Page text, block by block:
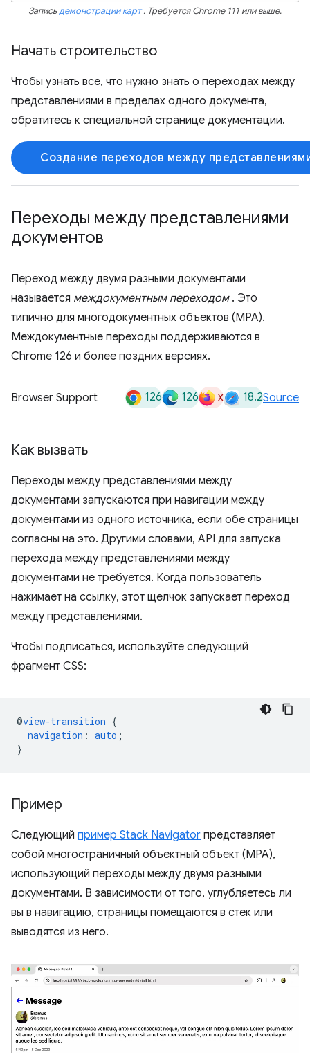
Записьдемонстрации карт. Требуется Chrome 111 или выше.
Начать строительство
Чтобы узнать все, что нужно знать о переходах между
представлениями в пределах одного документа,
обратитесь к специальной странице документации.
Создание переходов между
Переходы между представлениями
документов
Переход между двумя разными документами
называется междокументным переходом. Это
типично для многодокументных объектов (MPA).
Междокументные переходы поддерживаются в
Chrome 126 и более поздних версиях.
Browser Support 126 126 x 18.2Source
Как вызвать
Переходы между представлениями между
документами запускаются при навигации между
документами из одного источника, если обе страницы
согласны на это. Другими словами, API для запуска
перехода между представлениями между
документами не требуется. Когда пользователь
нажимает на ссылку, этот щелчок запускает переход
между представлениями.
Чтобы подписаться, используйте следующий
фрагмент CSS:
@view-transition {
navigation : auto ;
}
Пример
Следующий пример Stack Navigator представляет
собой многостраничный объектный объект (MPA),
использующий переходы между двумя разными
документами. В зависимости от того, углубляетесь ли
вы в навигацию, страницы помещаются в стек или
выводятся из него.